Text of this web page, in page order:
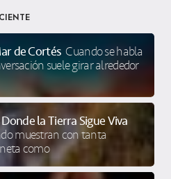
de Cortés Cuando se habla
suele girar alrededor
la Tierra Sigue Viva
muestran con tanta
como